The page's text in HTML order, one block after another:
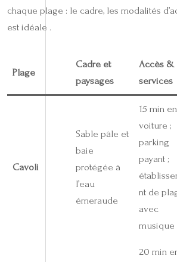
chaque plage : le cadre, les modalités
est idéale .
Plage
Cadre et
paysages
Accès &
services
Cavoli
Sable pâle et
baie
protégée à
l’eau
émeraude
15 min en
voiture ;
parking
payant ;
nt de
avec
musique
20 min